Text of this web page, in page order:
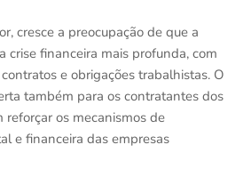
cresce a preocupação de que a
crise financeira mais profunda, com
e obrigações trabalhistas. O
também para os contratantes dos
reforçar os mecanismos de
e financeira das empresas